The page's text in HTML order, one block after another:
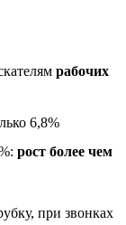
рабочих
6,8%
рост более чем
при звонках